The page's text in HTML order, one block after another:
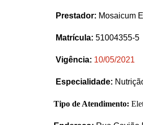
Prestador: Mosaicum
Matrícula: 51004355-5
Vigência: 10/05/2021
Especialidade:
Tipo de Atendimento: